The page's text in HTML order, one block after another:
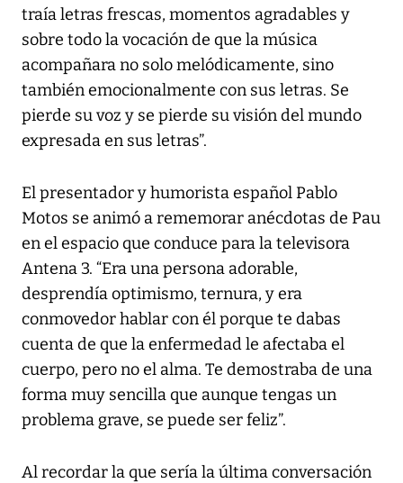
traía letras frescas, momentos agradables y
sobre todo la vocación de que la música
acompañara no solo melódicamente, sino
también emocionalmente con sus letras. Se
pierde su voz y se pierde su visión del mundo
expresada en sus letras”.
El presentador y humorista español Pablo
Motos se animó a rememorar anécdotas de Pau
en el espacio que conduce para la televisora
Antena 3. “Era una persona adorable,
desprendía optimismo, ternura, y era
conmovedor hablar con él porque te dabas
cuenta de que la enfermedad le afectaba el
cuerpo, pero no el alma. Te demostraba de una
forma muy sencilla que aunque tengas un
problema grave, se puede ser feliz”.
Al recordar la que sería la última conversación